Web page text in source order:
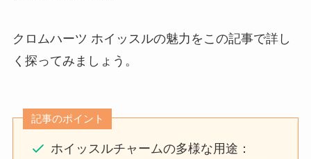
クロムハーツ ホイッスルの魅力をこの記事で詳し
く探ってみましょう。
記事のポイント
ホイッスルチャームの多様な用途：